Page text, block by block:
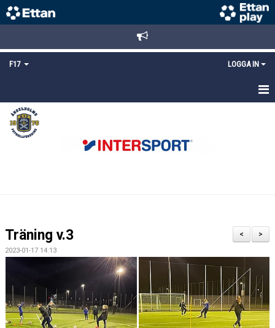
F17 LOGGA IN
HEM
NYHETER
DOKUMENT
KONTAKT
MEDLEMSANMÄLAN
>
<
Träning v.3
2023-01-17 14:13